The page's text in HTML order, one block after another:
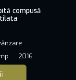
compusă
2016